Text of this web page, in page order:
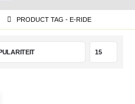
PRODUCT TAG - E-RIDE